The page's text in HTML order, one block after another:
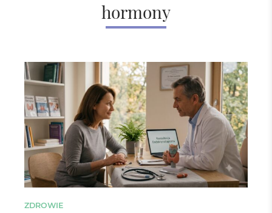
hormony
ZDROWIE